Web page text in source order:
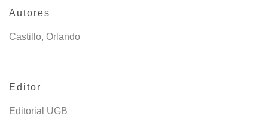
Autores
Castillo, Orlando
Editor
Editorial UGB